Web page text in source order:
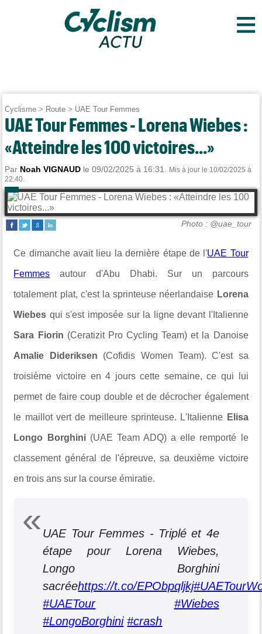
≡
Cyclisme > Route > UAE Tour Femmes
UAE Tour Femmes - Lorena Wiebes :
«Atteindre les 100 victoires...»
Par Noah VIGNAUD le 09/02/2025 à 16:31.
Mis à jour le 10/02/2025 à
22:40.
Photo : @uae_tour
Ce dimanche avait lieu la dernière étape de l'UAE Tour
Femmes autour d'Abu Dhabi. Sur un parcours
totalement plat, c'est la sprinteuse néerlandaise Lorena
Wiebes qui s'est imposée sur la ligne devant l'Italienne
Sara Fiorin (Ceratizit Pro Cycling Team) et la Danoise
Amalie Dideriksen (Cofidis Women Team). C'est sa
troisième victoire en 4 jours cette semaine, ce qui lui
permet de faire coup double et de décrocher également
le maillot vert de meilleure sprinteuse. L'Italienne Elisa
Longo Borghini (UAE Team ADQ) a elle remporté le
classement général de l'épreuve, sa deuxième victoire
en trois ans sur la course émiratie.
UAE Tour Femmes - Triplé et 4e
étape pour Lorena Wiebes,
Longo Borghini
sacréehttps://t.co/EPObpqljkj
#UAETour
#Wiebes
#LongoBorghini #crash